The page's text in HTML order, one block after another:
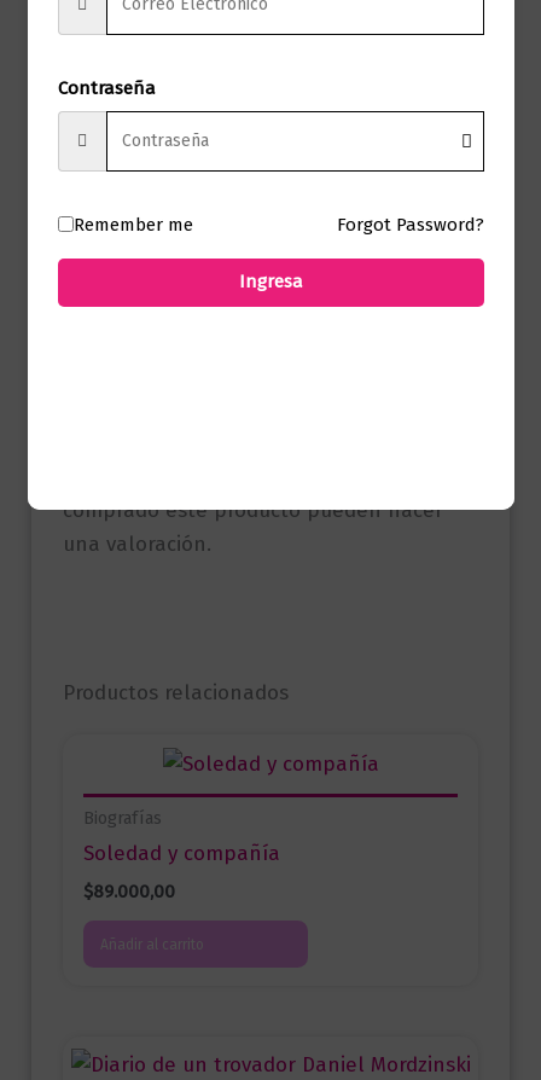
Marca
Páginas
Autor
Presentación Tapa Blanda
comprado este producto pueden hacer
una valoración.
Productos relacionados
Biografías
Soledad y compañía
$89.000,00
Añadir al carrito
Contraseña
Remember me Forgot Password?
Ingresa